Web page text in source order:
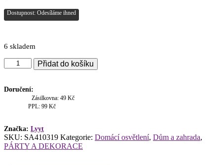
Dostupnost: Odesíláme ihned
6 skladem
Lyyt
COM-
Robustní
Přidat do košíku
Doručení:
Zásilkovna: 49 Kč
PPL: 99 Kč
Značka: Lyyt
SKU: SA410319 Kategorie: Domácí osvětlení, Dům a zahrada,
PÁRTY A DEKORACE